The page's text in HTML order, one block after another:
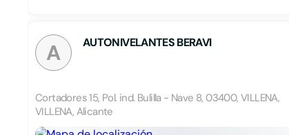
A AUTONIVELANTES BERAVI
Cortadores 15, Pol. ind. Bulilla - Nave 8, 03400, VILLENA,
VILLENA, Alicante